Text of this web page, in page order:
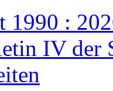
1990 :
IV der